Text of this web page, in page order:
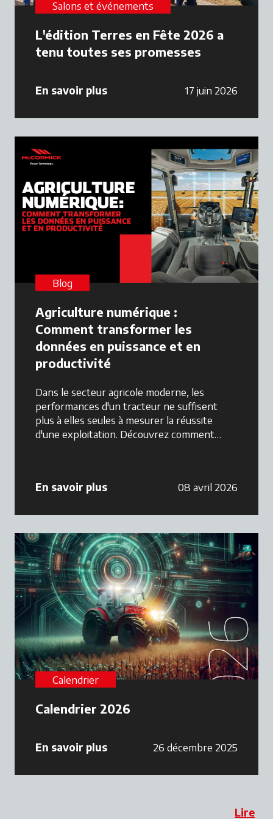
Salons et événements
L'édition Terres en Fête 2026 a
tenu toutes ses promesses
En savoir plus 17 juin 2026
Blog
Agriculture numérique :
Comment transformer les
données en puissance et en
productivité
Dans le secteur agricole moderne, les
performances d'un tracteur ne suffisent
plus à elles seules à mesurer la réussite
d'une exploitation. Découvrez comment
En savoir plus
08 avril 2026
Calendrier
Calendrier 2026
En savoir plus 26 décembre 2025
Lire